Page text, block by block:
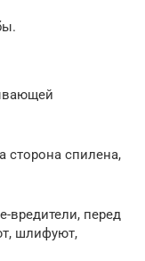
сторона спилена,
вредители, перед
шлифуют,